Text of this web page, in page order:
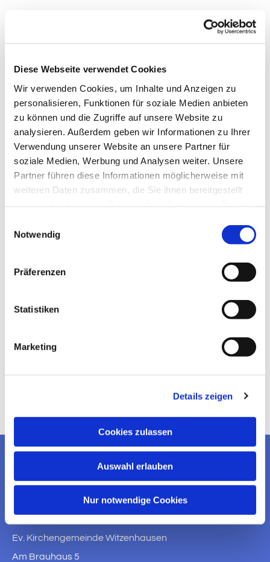
Diese Webseite verwendet Cookies
Wir verwenden Cookies, um Inhalte und Anzeigen zu
personalisieren, Funktionen für soziale Medien anbieten
zu können und die Zugriffe auf unsere Website zu
analysieren. Außerdem geben wir Informationen zu Ihrer
Verwendung unserer Website an unsere Partner für
soziale Medien, Werbung und Analysen weiter. Unsere
Partner führen diese Informationen möglicherweise mit
weiteren Daten zusammen, die Sie ihnen bereitgestellt
Notwendig
Präferenzen
Statistiken
Marketing
Details zeigen
Cookies zulassen
Auswahl erlauben
Nur notwendige Cookies
2
Engagier' dich
Unsere Gemeinde ist immer auf der
Suche nach fleißigen Mitgliedern. Egal
Gottesdienst – hier bist Du wichtig.
ZU DEN GRUPPEN & KREISEN
EV. KIRCHENGEMEINDE
WITZENHAUSEN
Ev. Kirchengemeinde Witzenhausen
Am Brauhaus 5